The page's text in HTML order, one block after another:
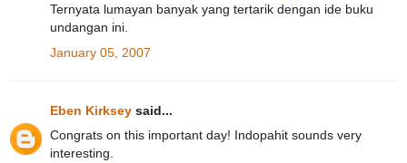
Ternyata lumayan banyak yang tertarik dengan ide buku
undangan ini.
January 05, 2007
Eben Kirksey said...
Congrats on this important day! Indopahit sounds very
interesting.